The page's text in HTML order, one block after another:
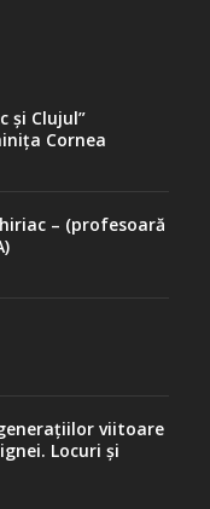
și Clujul”
Cornea
– (profesoară
viitoare
Locuri și